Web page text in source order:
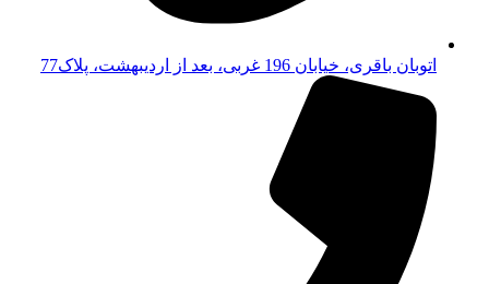
اتوبان باقری، خیابان 196 غربی، بعد از اردیبهشت، پلاک77